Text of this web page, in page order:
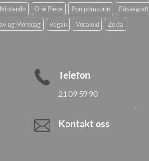
Nintendo One Piece Pompompurin Påskegodt
og Morsdag Vegan Vocaloid Zelda
Telefon
21 09 59 90
Kontakt oss